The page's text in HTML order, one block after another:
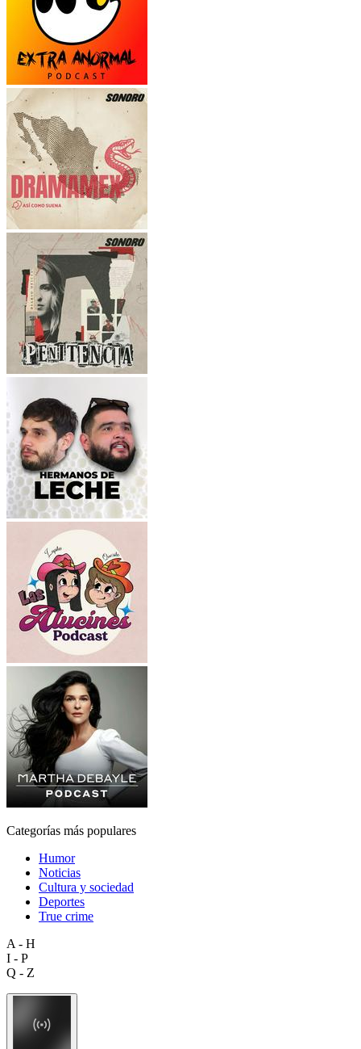
Categorías más populares
Humor
Noticias
Cultura y sociedad
Deportes
True crime
A - H
I - P
Q - Z